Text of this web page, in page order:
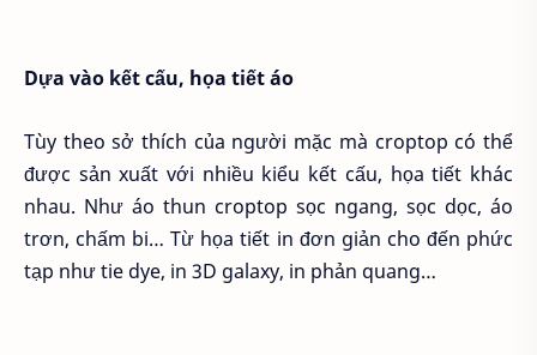
Dựa vào kết cấu, họa tiết áo
Tùy theo sở thích của người mặc mà croptop có thể
được sản xuất với nhiều kiểu kết cấu, họa tiết khác
nhau. Như áo thun croptop sọc ngang, sọc dọc, áo
trơn, chấm bi… Từ họa tiết in đơn giản cho đến phức
tạp như tie dye, in 3D galaxy, in phản quang…